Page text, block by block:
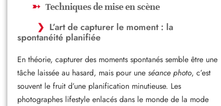
Techniques de mise en scène
L’art de capturer le moment : la
spontanéité planifiée
En théorie, capturer des moments spontanés semble être une
tâche laissée au hasard, mais pour une séance photo, c’est
souvent le fruit d’une planification minutieuse. Les
photographes lifestyle enlacés dans le monde de la mode